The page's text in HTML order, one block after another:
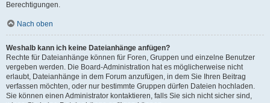
Berechtigungen.
Nach oben
Weshalb kann ich keine Dateianhänge anfügen?
Rechte für Dateianhänge können für Foren, Gruppen und einzelne Benutzer
vergeben werden. Die Board-Administration hat es möglicherweise nicht
erlaubt, Dateianhänge in dem Forum anzufügen, in dem Sie Ihren Beitrag
verfassen möchten, oder nur bestimmte Gruppen dürfen Dateien hochladen.
Sie können einen Administrator kontaktieren, falls Sie sich nicht sicher sind,